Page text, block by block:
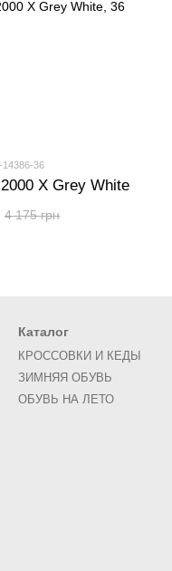
14386-36
X Grey White
4 175 грн
Каталог
КРОССОВКИ И КЕДЫ
ЗИМНЯЯ ОБУВЬ
ОБУВЬ НА ЛЕТО